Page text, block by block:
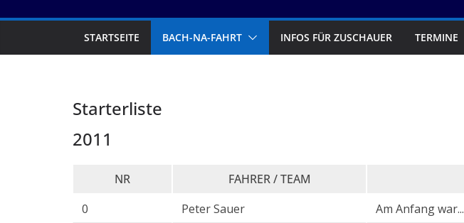
STARTSEITE BACH-NA-FAHRT INFOS FÜR ZUSCHAUER TERMINE
Starterliste
2011
NR FAHRER / TEAM
0
Peter Sauer
Am Anfang war...